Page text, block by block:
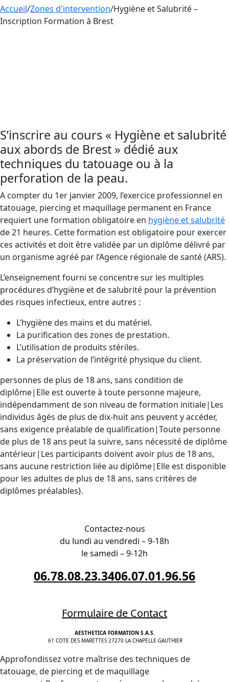
Accueil/Zones d'intervention/Hygiène et Salubrité –
Inscription Formation à Brest
S’inscrire au cours « Hygiène et salubrité
aux abords de Brest » dédié aux
techniques du tatouage ou à la
perforation de la peau.
A compter du 1er janvier 2009, l’exercice professionnel en
tatouage, piercing et maquillage permanent en France
requiert une formation obligatoire en hygiène et salubrité
de 21 heures. Cette formation est obligatoire pour exercer
ces activités et doit être validée par un diplôme délivré par
un organisme agréé par l’Agence régionale de santé (ARS).
L’enseignement fourni se concentre sur les multiples
procédures d’hygiène et de salubrité pour la prévention
des risques infectieux, entre autres :
L’hygiène des mains et du matériel.
La purification des zones de prestation.
L’utilisation de produits stériles.
La préservation de l’intégrité physique du client.
personnes de plus de 18 ans, sans condition de
diplôme|Elle est ouverte à toute personne majeure,
indépendamment de son niveau de formation initiale|Les
individus âgés de plus de dix-huit ans peuvent y accéder,
sans exigence préalable de qualification|Toute personne
de plus de 18 ans peut la suivre, sans nécessité de diplôme
antérieur|Les participants doivent avoir plus de 18 ans,
sans aucune restriction liée au diplôme|Elle est disponible
pour les adultes de plus de 18 ans, sans critères de
diplômes préalables}.
Contactez-nous
du lundi au vendredi – 9-18h
le samedi – 9-12h
06.78.08.23.3406.07.01.96.56
Formulaire de Contact
AESTHETICA FORMATION S.A.S.
61 COTE DES MARETTES 27270 LA CHAPELLE-GAUTHIER
Approfondissez votre maîtrise des techniques de
tatouage, de piercing et de maquillage